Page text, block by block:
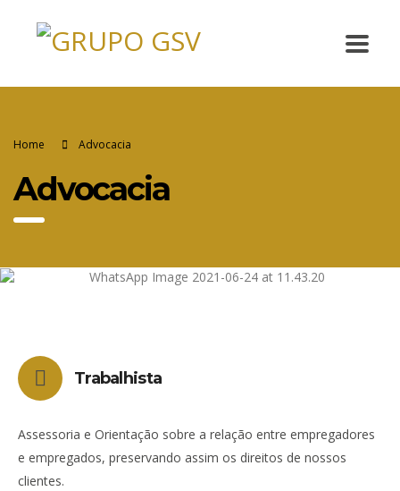
Home Advocacia
Advocacia
Trabalhista
Assessoria e Orientação sobre a relação entre empregadores
e empregados, preservando assim os direitos de nossos
clientes.